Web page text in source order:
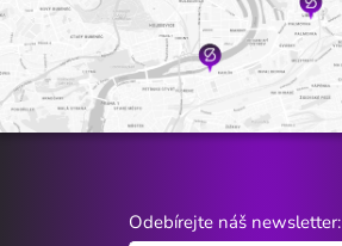
Odebírejte náš newsletter: